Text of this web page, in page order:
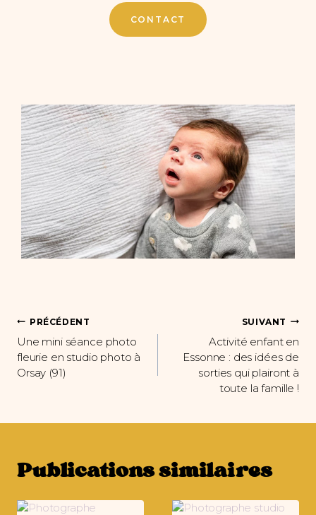
CONTACT
Navigation
de
l’article
PRÉCÉDENT
Une mini séance photo
fleurie en studio photo à
Orsay (91)
SUIVANT
Activité enfant en
Essonne : des idées de
sorties qui plairont à
toute la famille !
Publications similaires